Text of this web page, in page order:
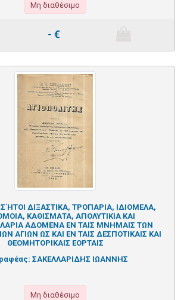
Μη διαθέσιμο
- €
ΉΤΟΙ ΔΙΞΑΣΤΙΚΑ, ΤΡΟΠΑΡΙΑ, ΙΔΙΟΜΕΛΑ,
ΚΑΘΙΣΜΑΤΑ, ΑΠΟΛΥΤΙΚΙΑ ΚΑΙ
ΑΔΟΜΕΝΑ ΕΝ ΤΑΙΣ ΜΝΗΜΑΙΣ ΤΩΝ
ΑΓΙΩΝ ΩΣ ΚΑΙ ΕΝ ΤΑΙΣ ΔΕΣΠΟΤΙΚΑΙΣ ΚΑΙ
ΘΕΟΜΗΤΟΡΙΚΑΙΣ ΕΟΡΤΑΙΣ
ΣΑΚΕΛΛΑΡΙΔΗΣ ΙΩΑΝΝΗΣ
Μη διαθέσιμο